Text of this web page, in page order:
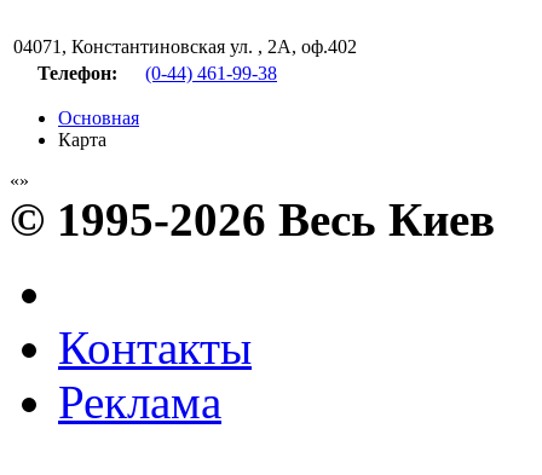
04071 , Константиновская ул. , 2А, оф.402
Телефон:
(0-44) 461-99-38
Основная
Карта
© 1995-2026 Весь Киев
Контакты
Реклама